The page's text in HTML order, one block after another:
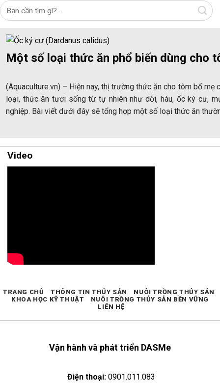
Một số loại thức ăn phổ biến dùng cho
(Aquaculture.vn) – Hiện nay, thị trường thức ăn cho tôm bố mẹ
loại, thức ăn tươi sống từ tự nhiên như dời, hàu, ốc ký cư,
nghiệp. Bài viết dưới đây sẽ tổng hợp một số loại thức ăn
Video
Vận hành và phát triển DASMe
Điện thoại: 0901.011.083
TRANG CHỦ THÔNG TIN THỦY SẢN
NUÔI TRỒNG THỦY SẢN
KHOA HỌC KỸ THUẬT
NUÔI TRỒNG THỦY SẢN BỀN VỮNG
LIÊN HỆ